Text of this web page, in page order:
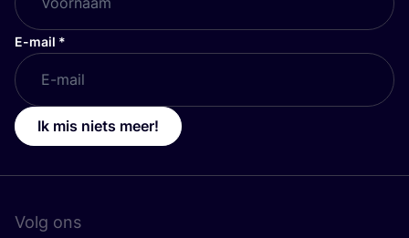
E-mail *
Ik mis niets meer!
Volg ons